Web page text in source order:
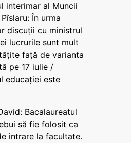
interimar al Muncii
În urma
discuții cu ministrul
lucrurile sunt mult
față de varianta
pe 17 iulie /
educației este
Bacalaureatul
să fie folosit ca
intrare la facultate.